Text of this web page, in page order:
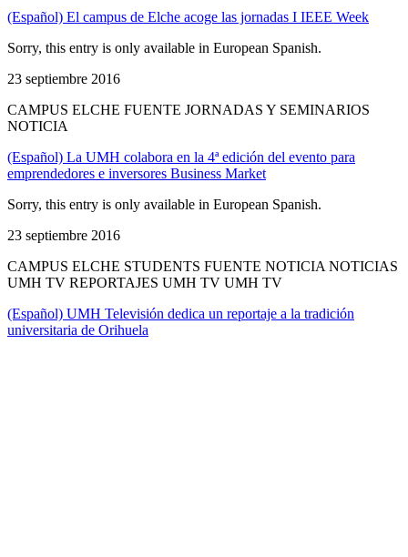
(Español) El campus de Elche acoge las jornadas I IEEE Week
Sorry, this entry is only available in European Spanish.
23 septiembre 2016
CAMPUS ELCHE FUENTE JORNADAS Y SEMINARIOS
NOTICIA
(Español) La UMH colabora en la 4ª edición del evento para
emprendedores e inversores Business Market
Sorry, this entry is only available in European Spanish.
23 septiembre 2016
CAMPUS ELCHE STUDENTS FUENTE NOTICIA NOTICIAS
UMH TV REPORTAJES UMH TV UMH TV
(Español) UMH Televisión dedica un reportaje a la tradición
universitaria de Orihuela